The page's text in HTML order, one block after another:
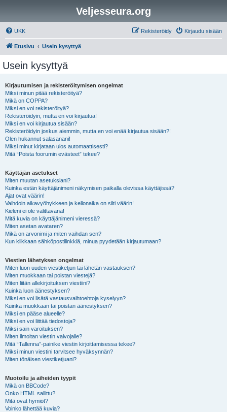
Veljesseura.org
UKK Kirjaudu sisään
Rekisteröidy
Etusivu Usein kysyttyä
Usein kysyttyä
Kirjautumisen ja rekisteröitymisen ongelmat
Miksi minun pitää rekisteröityä?
Mikä on COPPA?
Miksi en voi rekisteröityä?
Rekisteröidyin, mutta en voi kirjautua!
Miksi en voi kirjautua sisään?
Rekisteröidyin joskus aiemmin, mutta en voi enää kirjautua sisään?!
Olen hukannut salasanani!
Miksi minut kirjataan ulos automaattisesti?
Mitä “Poista foorumin evästeet” tekee?
Käyttäjän asetukset
Miten muutan asetuksiani?
Kuinka estän käyttäjänimeni näkymisen paikalla olevissa käyttäjissä?
Ajat ovat väärin!
Vaihdoin aikavyöhykkeen ja kellonaika on silti väärin!
Kieleni ei ole valittavana!
Mitä kuvia on käyttäjänimeni vieressä?
Miten asetan avataren?
Mikä on arvonimi ja miten vaihdan sen?
Kun klikkaan sähköpostilinkkiä, minua pyydetään kirjautumaan?
Viestien lähetyksen ongelmat
Miten luon uuden viestiketjun tai lähetän vastauksen?
Miten muokkaan tai poistan viestejä?
Miten liitän allekirjoituksen viestiini?
Kuinka luon äänestyksen?
Miksi en voi lisätä vastausvaihtoehtoja kyselyyn?
Kuinka muokkaan tai poistan äänestyksen?
Miksi en pääse alueelle?
Miksi en voi liittää tiedostoja?
Miksi sain varoituksen?
Miten ilmoitan viestin valvojalle?
Mitä “Tallenna”-painike viestin kirjoittamisessa tekee?
Miksi minun viestini tarvitsee hyväksynnän?
Miten tönäisen viestiketjuani?
Muotoilu ja aiheiden tyypit
Mikä on BBCode?
Onko HTML sallittu?
Mitä ovat hymiöt?
Voinko lähettää kuvia?